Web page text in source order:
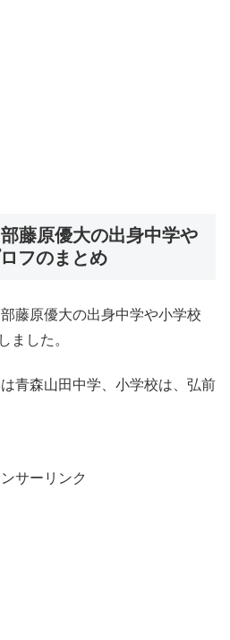
藤原優大の出身中学や
フのまとめ
藤原優大の出身中学や小学校
ました。
青森山田中学、小学校は、弘前
サーリンク